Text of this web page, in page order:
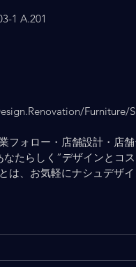
1 A.201
Furniture/
フォロー・店舗設計・店
たらしく”デザインとコ
、お気軽にナシュデザイ